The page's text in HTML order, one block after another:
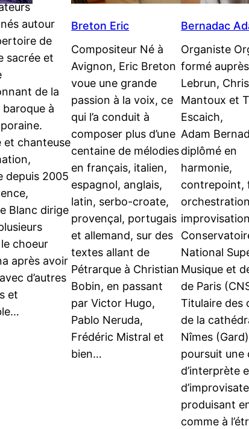
autour
de
sacrée et
de la
à
et chanteuse
depuis 2005
Blanc dirige
choeur
après avoir
d’autres
et
Breton Eric
Compositeur Né à
Avignon, Eric Breton
voue une grande
passion à la voix, ce
qui l’a conduit à
composer plus d’une
centaine de mélodies
en français, italien,
espagnol, anglais,
latin, serbo-croate,
provençal, portugais
et allemand, sur des
textes allant de
Pétrarque à Christian
Bobin, en passant
par Victor Hugo,
Pablo Neruda,
Frédéric Mistral et
bien…
Bernadac
Organiste
formé auprès
Lebrun,
Mantoux et
Escaich,
Adam
diplômé en
harmonie,
contrepoint,
National
Musique et
de Paris
Titulaire des
de la
Nîmes
poursuit une
d’interprète
produisant
comme à